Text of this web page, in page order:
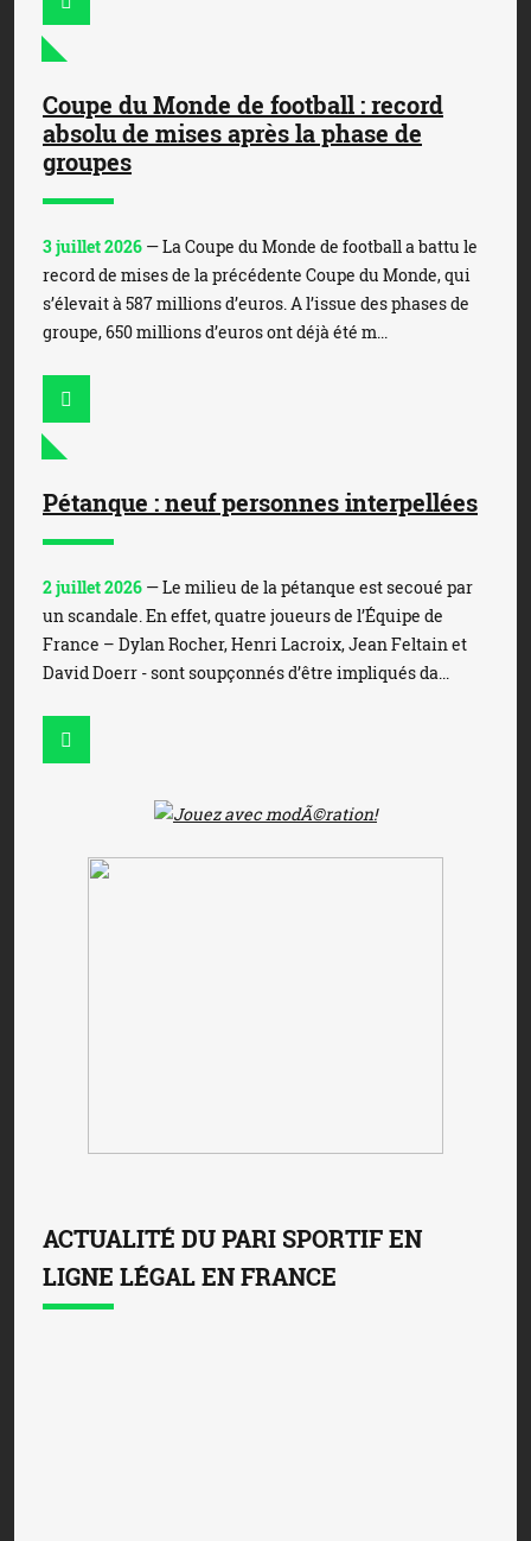
Coupe du Monde de football : record
absolu de mises après la phase de
groupes
3 juillet 2026 — La Coupe du Monde de football a battu le
record de mises de la précédente Coupe du Monde, qui
s’élevait à 587 millions d’euros. A l’issue des phases de
groupe, 650 millions d’euros ont déjà été m...
Pétanque : neuf personnes interpellées
2 juillet 2026 — Le milieu de la pétanque est secoué par
un scandale. En effet, quatre joueurs de l’Équipe de
France – Dylan Rocher, Henri Lacroix, Jean Feltain et
David Doerr - sont soupçonnés d’être impliqués da...
ACTUALITÉ DU PARI SPORTIF EN
LIGNE LÉGAL EN FRANCE